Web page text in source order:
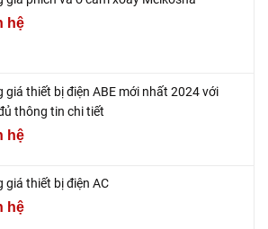
hệ
giá thiết bị điện ABE mới nhất 2024 với
thông tin chi tiết
hệ
giá thiết bị điện AC
hệ